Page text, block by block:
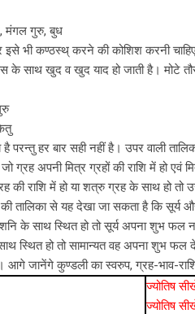
मंगल गुरु, बुध
इसे भी कण्ठस्थ् करने की कोशिश करनी
के साथ खुद व खुद याद हो जाती है। मोटे
हर बार सही नहीं है। उपर वाली
जो ग्रह अपनी मित्र ग्रहों की राशि में हो
की राशि में हो या शत्रु ग्रह के साथ हो
तालिका से यह देखा जा सकता है कि
के साथ स्थित हो तो सूर्य अपना शुभ फल
स्थित हो तो सामान्‍यत वह अपना शुभ फल
आगे जानेंगे कुण्डली का स्वरुप, ग्रह-भाव-
ज्‍योति‍ष
ज्‍योति‍ष